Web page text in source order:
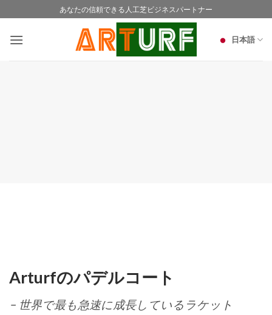
to
content
あなたの信頼できる人工芝ビジネスパートナー
日本語
Arturfのパデルコート
- 世界で最も急速に成長しているラケット